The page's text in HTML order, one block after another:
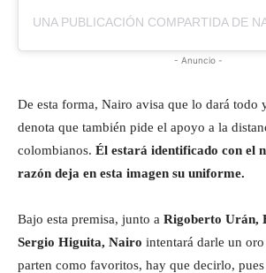
- Anuncio -
De esta forma, Nairo avisa que lo dará todo
denota que también pide el apoyo a la
colombianos. Él estará identificado con el
razón deja en esta imagen su uniforme.
Bajo esta premisa, junto a Rigoberto Urán,
Sergio Higuita, Nairo intentará darle un
parten como favoritos, hay que decirlo, pues